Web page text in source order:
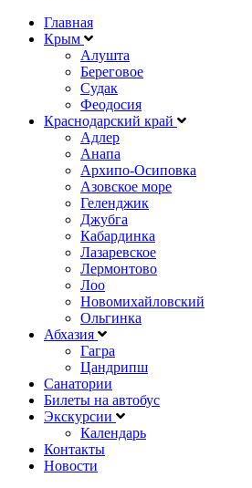
Главная
Крым
Алушта
Береговое
Судак
Феодосия
Краснодарский край
Адлер
Анапа
Архипо-Осиповка
Азовское море
Геленджик
Джубга
Кабардинка
Лазаревское
Лермонтово
Лоо
Новомихайловский
Ольгинка
Абхазия
Гагра
Цандрипш
Санатории
Билеты на автобус
Экскурсии
Календарь
Контакты
Новости